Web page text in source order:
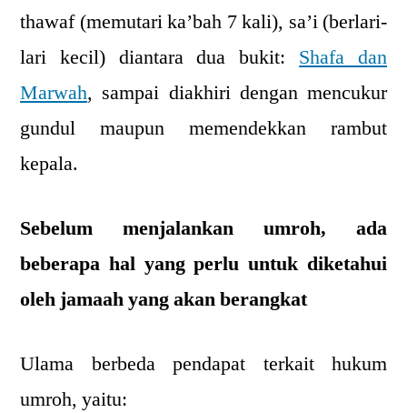
thawaf (memutari ka’bah 7 kali), sa’i (berlari-
lari kecil) diantara dua bukit: Shafa dan
Marwah, sampai diakhiri dengan mencukur
gundul maupun memendekkan rambut
kepala.
Sebelum menjalankan umroh, ada
beberapa hal yang perlu untuk diketahui
oleh jamaah yang akan berangkat
Ulama berbeda pendapat terkait hukum
umroh, yaitu: